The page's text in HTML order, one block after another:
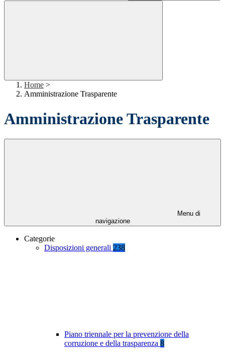
Home >
Amministrazione Trasparente
Amministrazione Trasparente
Menu di
navigazione
Categorie
Disposizioni generali 238
Piano triennale per la prevenzione della
corruzione e della trasparenza 8